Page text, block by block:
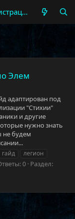
Регистрация
Элем
адаптирован под
"Стихии"
и другие
нужно знать
не будем
гайд
легион
0 Раздел: